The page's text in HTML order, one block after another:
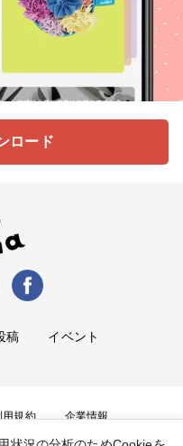
ロード
稿 イベント
用規約 企業情報